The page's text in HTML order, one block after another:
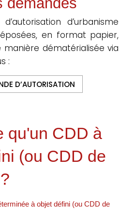
d’urbanisme
en format papier,
dématérialisée via
:
D’AUTORISATION
qu'un CDD à
(ou CDD de
à objet défini (ou CDD de